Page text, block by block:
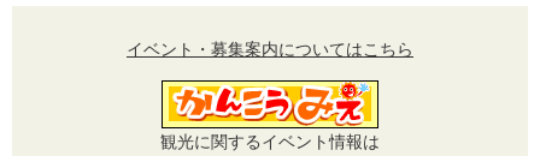
イベント・募集案内についてはこちら
観光に関するイベント情報は